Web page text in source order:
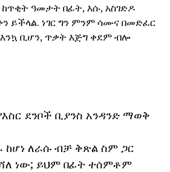
ከጥቂት ዓመታት በፊት, እሱ, አስገድዶ
ይችላል. ነገር ግን ምንም ሳሙና በመድፈር
ቢሆን, ጥቃት እጅግ ቀደም ብሎ
ደንቦች ቢያንስ አንዳንድ ማወቅ
ከሆነ ለራሱ ብቻ ቅጽል ስም ጋር
ነው; ይህም በፊት ተሰምቶም